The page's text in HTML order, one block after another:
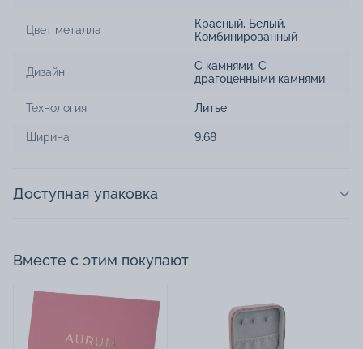
Цвет металла Красный, Белый,
Комбинированный
Дизайн С камнями, С
драгоценными камнями
Технология Литье
Ширина 9.68
Доступная упаковка
Вместе с этим покупают